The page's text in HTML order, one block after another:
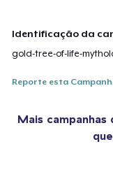
Identificação da
gold-tree-of-life-
Reporte esta
Mais campanhas